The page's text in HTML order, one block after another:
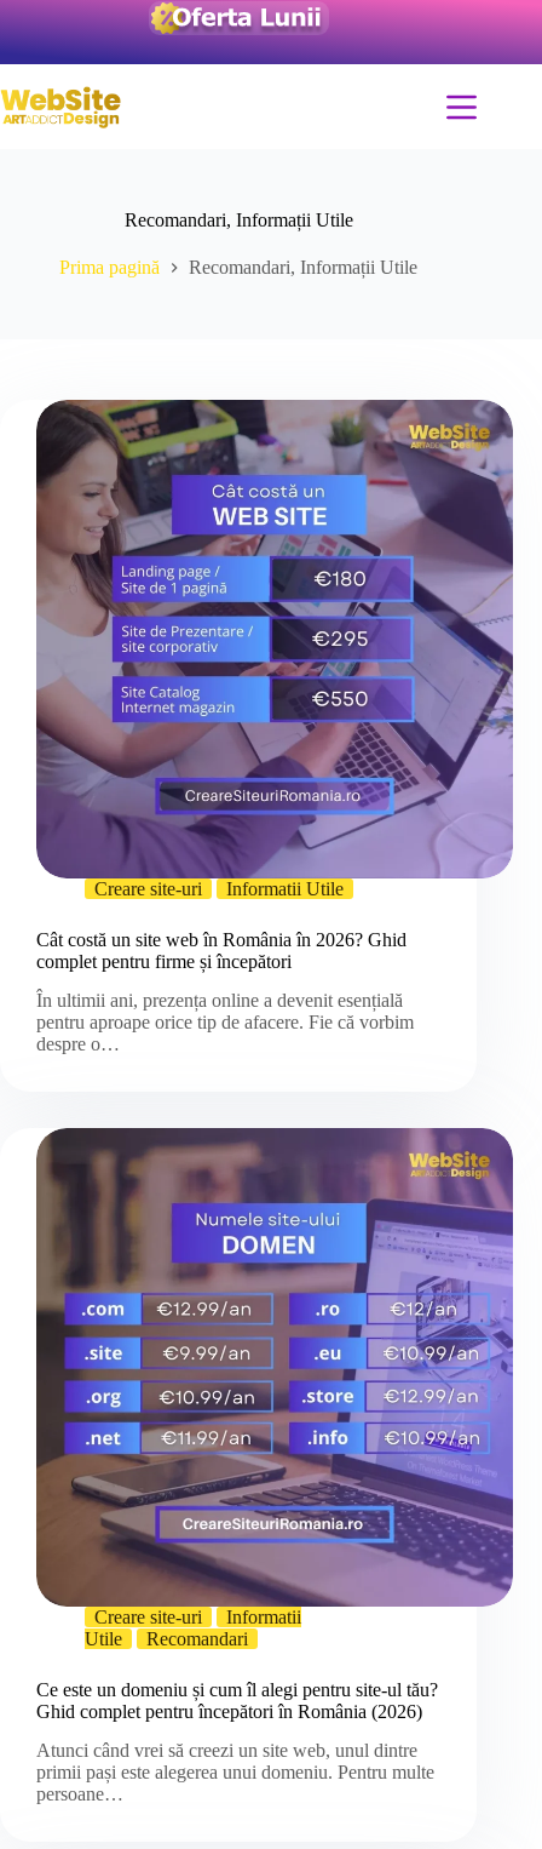
Recomandari, Informații Utile
Prima pagină Recomandari, Informații Utile
Creare site-uri Informatii Utile
Cât costă un site web în România în 2026? Ghid
complet pentru firme și începători
În ultimii ani, prezența online a devenit esențială
pentru aproape orice tip de afacere. Fie că vorbim
despre o…
Creare site-uri
Informatii
Utile
Recomandari
Ce este un domeniu și cum îl alegi pentru site-ul tău?
Ghid complet pentru începători în România (2026)
Atunci când vrei să creezi un site web, unul dintre
primii pași este alegerea unui domeniu. Pentru multe
persoane…